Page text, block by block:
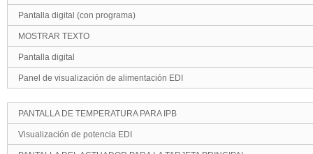
Pantalla digital (con programa)
MOSTRAR TEXTO
Pantalla digital
Panel de visualización de alimentación EDI
PANTALLA DE TEMPERATURA PARA IPB
Visualización de potencia EDI